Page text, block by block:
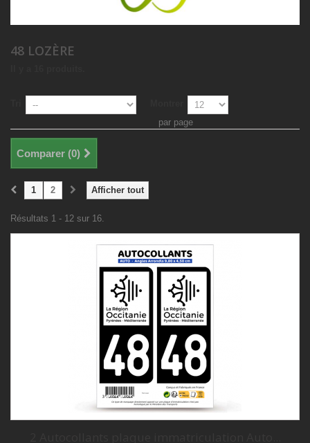
48 LOZÈRE
par page
Comparer (0)
Afficher tout
1 2
Résultats 1 - 12 sur 16.